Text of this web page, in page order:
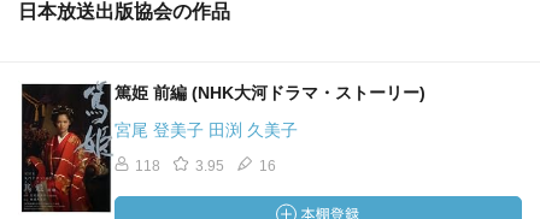
日本放送出版協会の作品
篤姫 前編 (NHK大河ドラマ・ストーリー)
宮尾 登美子 田渕 久美子
118 3.95 16